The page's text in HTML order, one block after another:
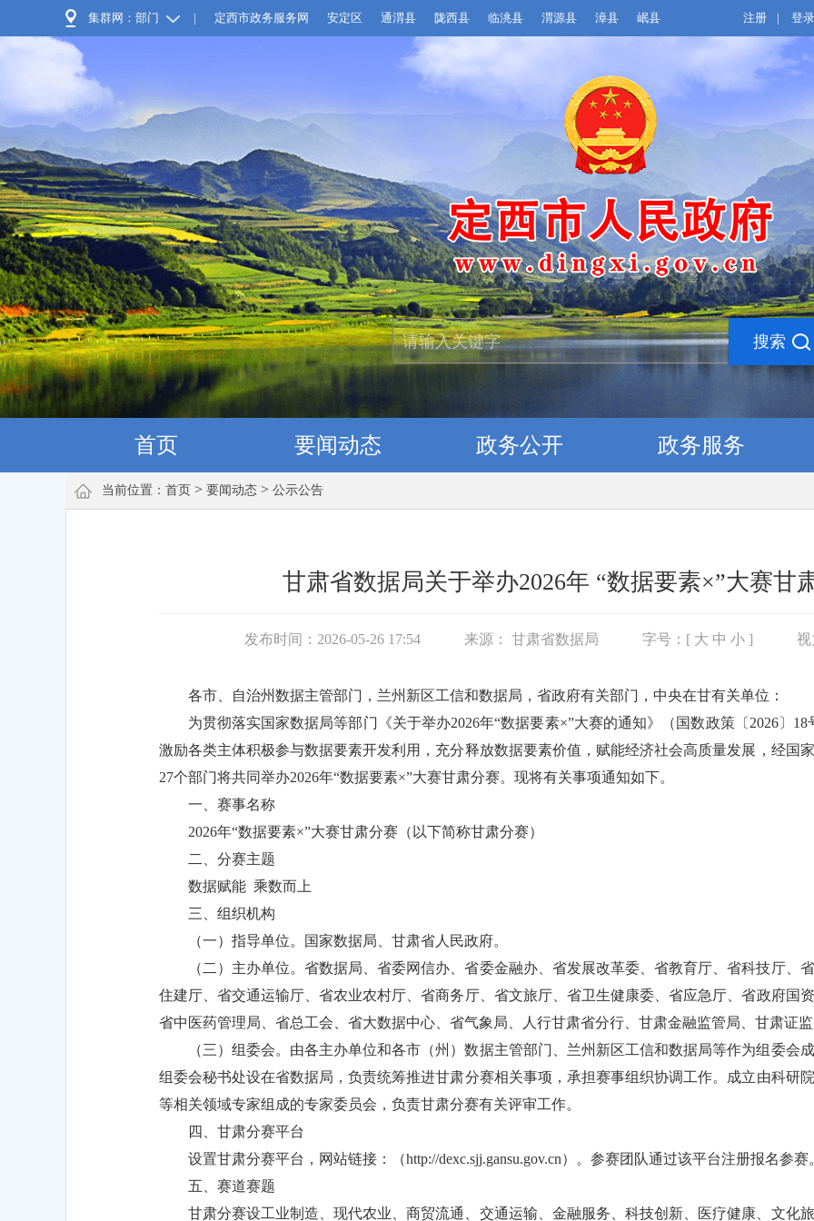
集群网：部门 | 定西市政务服务网 安定区 通渭县 陇西县 临洮县 渭源县 漳县 岷县 注册 | 登录
首页 要闻动态 政务公开 政务服务
当前位置： 首页 > 要闻动态 > 公示公告
甘肃省数据局关于举办2026年 “数据要素×”大赛甘
发布时间：2026-05-26 17:54 来源： 甘肃省数据局 字号：[ 大 中 小 ] 视
各市、自治州数据主管部门，兰州新区工信和数据局，省政府有关部门，中央在甘有关单位：
为贯彻落实国家数据局等部门《关于举办2026年“数据要素×”大赛的通知》（国数政策〔2026〕
激励各类主体积极参与数据要素开发利用，充分释放数据要素价值，赋能经济社会高质量发展，经国
27个部门将共同举办2026年“数据要素×”大赛甘肃分赛。现将有关事项通知如下。
一、赛事名称
2026年“数据要素×”大赛甘肃分赛（以下简称甘肃分赛）
二、分赛主题
数据赋能 乘数而上
三、组织机构
（一）指导单位。国家数据局、甘肃省人民政府。
（二）主办单位。省数据局、省委网信办、省委金融办、省发展改革委、省教育厅、省科技厅、
住建厅、省交通运输厅、省农业农村厅、省商务厅、省文旅厅、省卫生健康委、省应急厅、省政府国
省中医药管理局、省总工会、省大数据中心、省气象局、人行甘肃省分行、甘肃金融监管局、甘肃证
（三）组委会。由各主办单位和各市（州）数据主管部门、兰州新区工信和数据局等作为组委会
组委会秘书处设在省数据局，负责统筹推进甘肃分赛相关事项，承担赛事组织协调工作。成立由科研
等相关领域专家组成的专家委员会，负责甘肃分赛有关评审工作。
四、甘肃分赛平台
设置甘肃分赛平台，网站链接：（http://dexc.sjj.gansu.gov.cn）。参赛团队通过该平台注册报名参赛
五、赛道赛题
甘肃分赛设工业制造、现代农业、商贸流通、交通运输、金融服务、科技创新、医疗健康、文化